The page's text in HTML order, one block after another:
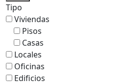
Tipo
Viviendas
Pisos
Casas
Locales
Oficinas
Edificios